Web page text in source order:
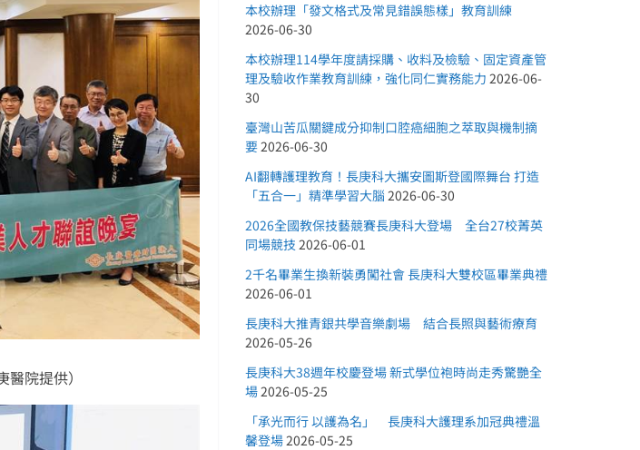
院提供）
本校辦理「發文格式及常見錯誤態樣」教育訓練
2026-06-30
本校辦理114學年度請採購、收料及檢驗、固定資產管
理及驗收作業教育訓練，強化同仁實務能力 2026-06-
30
臺灣山苦瓜關鍵成分抑制口腔癌細胞之萃取與機制摘
要2026-06-30
AI翻轉護理教育！長庚科大攜安圖斯登國際舞台 打造
「五合一」精準學習大腦 2026-06-30
2026全國教保技藝競賽長庚科大登場 全台27校菁英
同場競技 2026-06-01
2千名畢業生換新裝勇闖社會 長庚科大雙校區畢業典禮
2026-06-01
長庚科大推青銀共學音樂劇場 結合長照與藝術療育
2026-05-26
長庚科大38週年校慶登場 新式學位袍時尚走秀驚艷全
場2026-05-25
「承光而行 以護為名」 長庚科大護理系加冠典禮溫
馨登場2026-05-25